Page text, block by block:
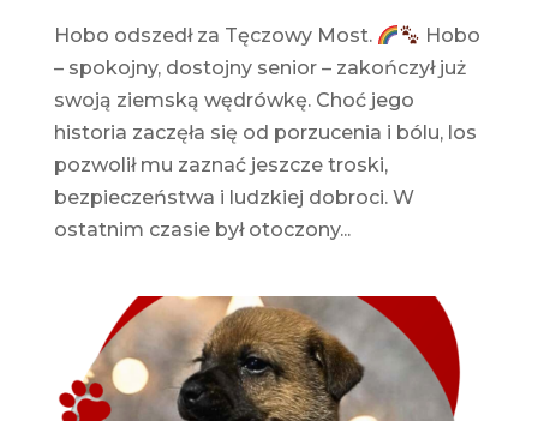
Hobo odszedł za Tęczowy Most.
Hobo
– spokojny, dostojny senior – zakończył już
swoją ziemską wędrówkę. Choć jego
historia zaczęła się od porzucenia i bólu, los
pozwolił mu zaznać jeszcze troski,
bezpieczeństwa i ludzkiej dobroci. W
ostatnim czasie był otoczony...